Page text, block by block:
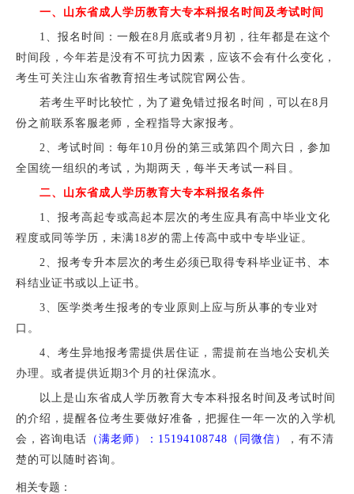
一、山东省成人学历教育大专本科报名时间及考试时间
1、报名时间：一般在8月底或者9月初，往年都是在这个
时间段，今年若是没有不可抗力因素，应该不会有什么变化，
考生可关注山东省教育招生考试院官网公告。
若考生平时比较忙，为了避免错过报名时间，可以在8月
份之前联系客服老师，全程指导大家报考。
2、考试时间：每年10月份的第三或第四个周六日，参加
全国统一组织的考试，为期两天，每半天考试一科目。
二、山东省成人学历教育大专本科报名条件
1、报考高起专或高起本层次的考生应具有高中毕业文化
程度或同等学历，未满18岁的需上传高中或中专毕业证。
2、报考专升本层次的考生必须已取得专科毕业证书、本
科结业证书或以上证书。
3、医学类考生报考的专业原则上应与所从事的专业对
口。
4、考生异地报考需提供居住证，需提前在当地公安机关
办理。或者提供近期3个月的社保流水。
以上是山东省成人学历教育大专本科报名时间及考试时间
的介绍，提醒各位考生要做好准备，把握住一年一次的入学机
会，咨询电话 （满老师）：15194108748（同微信）
，有不清
楚的可以随时咨询。
相关专题：